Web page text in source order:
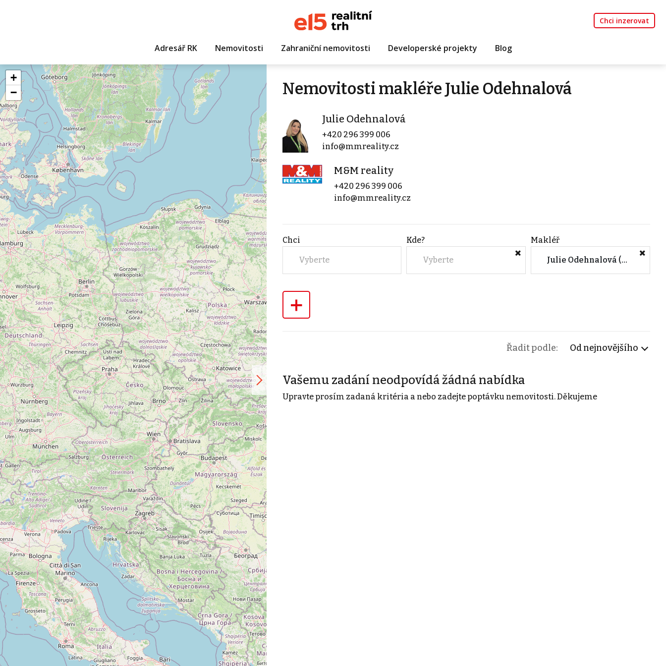
Chci inzerovat
Adresář RK Nemovitosti Zahraniční nemovitosti Developerské projekty Blog
+
−
Nemovitosti makléře Julie Odehnalová
Julie Odehnalová
+420 296 399 006
info@mmreality.cz
M&M reality
+420 296 399 006
info@mmreality.cz
Chci
Vyberte
Kde?
Vyberte
Makléř
Julie Odehnalová (M&M reality)
+
Řadit podle: Od nejnovějšího
Vašemu zadání neodpovídá žádná nabídka
Upravte prosím zadaná kritéria a nebo zadejte poptávku nemovitosti. Děkujeme